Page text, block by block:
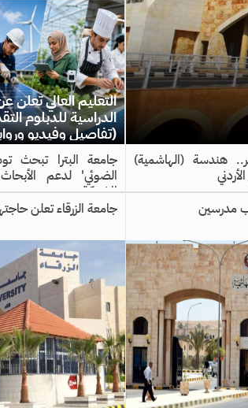
الدراسية للدبلوم
(تفاصيل وفيديو
هندسة (الهاشمية)
جامعة البترا تبحث
الضوئي' لدعم الأبحاث
المشتركة
مدرسين جامعة الزرقاء تعلن